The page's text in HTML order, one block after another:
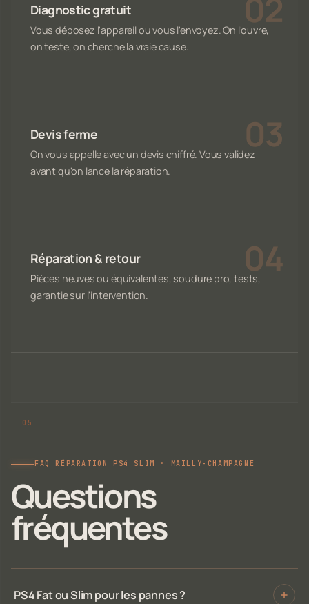
Diagnostic gratuit
Vous déposez l'appareil ou vous l'envoyez. On l'ouvre,
on teste, on cherche la vraie cause.
Devis ferme
On vous appelle avec un devis chiffré. Vous validez
avant qu'on lance la réparation.
Réparation & retour
Pièces neuves ou équivalentes, soudure pro, tests,
garantie sur l'intervention.
FAQ RÉPARATION PS4 SLIM · MAILLY-CHAMPAGNE
Questions
fréquentes
PS4 Fat ou Slim pour les pannes ?